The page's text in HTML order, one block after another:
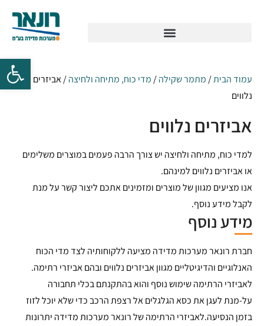
עמוד הבית/ מתמר שקילה/ מדי כוח, מתיחה ולחיצה/ אביזרים
נלווים
אביזרים נלווים
למדי כוח, מתיחה ולחיצה יש צורך הרבה פעמים במוצרים משלימים
או אביזרים נלווים למינהם.
אנו מציעים מגוון של מוצרים ומזמינים אתכם ליצור קשר על מנת
לקבל מידע נוסף.
מידע נוסף
חברת רונאר מערכות מדידה מציעה ללקוחותיה לצד מדי הכוח
האנלוגיים והדיגיטליים מגוון אביזרים נלווים ובהם אביזרי רתימה.
לאביזרי הרתימה שימוש נוסף והוא בהתקנתם בכלי תחבורה
על-מנת לעגן את כסא הגלגלים אל רצפת הרכב כדי שלא יוכל לזוז
בזמן הנסיעה.לאביזרי הרתימה של רונאר מערכות מדידה יתרונות